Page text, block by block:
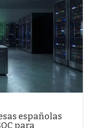
españolas
para